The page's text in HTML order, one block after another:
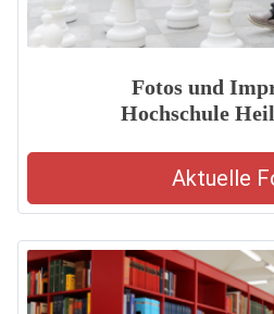
Fotos und
Hochschule
Aktuelle